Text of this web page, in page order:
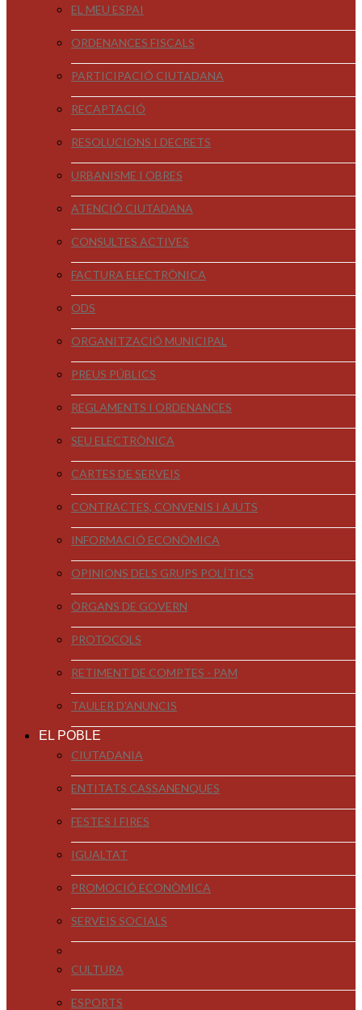
EL MEU ESPAI
ORDENANCES FISCALS
PARTICIPACIÓ CIUTADANA
RECAPTACIÓ
RESOLUCIONS I DECRETS
URBANISME I OBRES
ATENCIÓ CIUTADANA
CONSULTES ACTIVES
FACTURA ELECTRÒNICA
ODS
ORGANITZACIÓ MUNICIPAL
PREUS PÚBLICS
REGLAMENTS I ORDENANCES
SEU ELECTRÒNICA
CARTES DE SERVEIS
CONTRACTES, CONVENIS I AJUTS
INFORMACIÓ ECONÒMICA
OPINIONS DELS GRUPS POLÍTICS
ÒRGANS DE GOVERN
PROTOCOLS
RETIMENT DE COMPTES - PAM
TAULER D'ANUNCIS
EL POBLE
CIUTADANIA
ENTITATS CASSANENQUES
FESTES I FIRES
IGUALTAT
PROMOCIÓ ECONÒMICA
SERVEIS SOCIALS
CULTURA
ESPORTS